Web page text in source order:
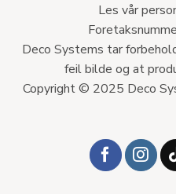
Les vår
Deco Systems tar
feil bilde og at
Copyright © 2025 Deco